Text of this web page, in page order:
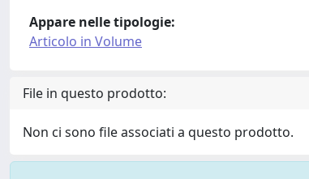
Appare nelle tipologie:
Articolo in Volume
File in questo prodotto:
Non ci sono file associati a questo prodotto.